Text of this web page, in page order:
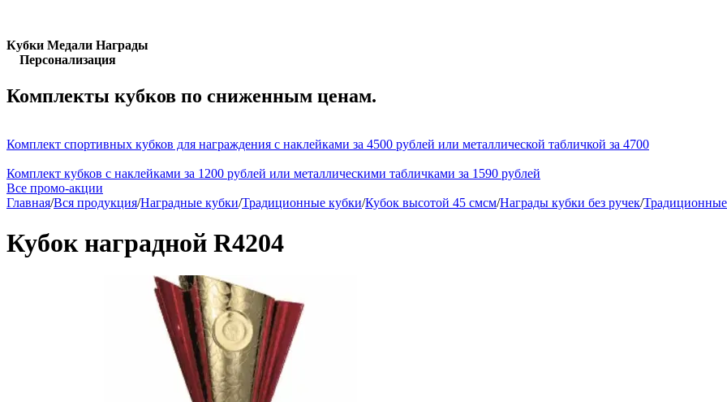
Кубки Медали Награды
Персонализация
Комплекты кубков по сниженным ценам.
Комплект спортивных кубков для награждения с наклейками за 4500 рублей или металлической табличкой за 4700
Комплект кубков с наклейками за 1200 рублей или металлическими табличками за 1590 рублей
Все промо-акции
Главная/Вся продукция/Наградные кубки/Традиционные кубки/Кубок высотой 45 смсм/Награды кубки без ручек/Традиционные
Кубок наградной R4204